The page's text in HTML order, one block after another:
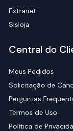
Extranet
Sisloja
Central do
Meus Pedidos
Solicitação de
Perguntas
Termos de Uso
Política de